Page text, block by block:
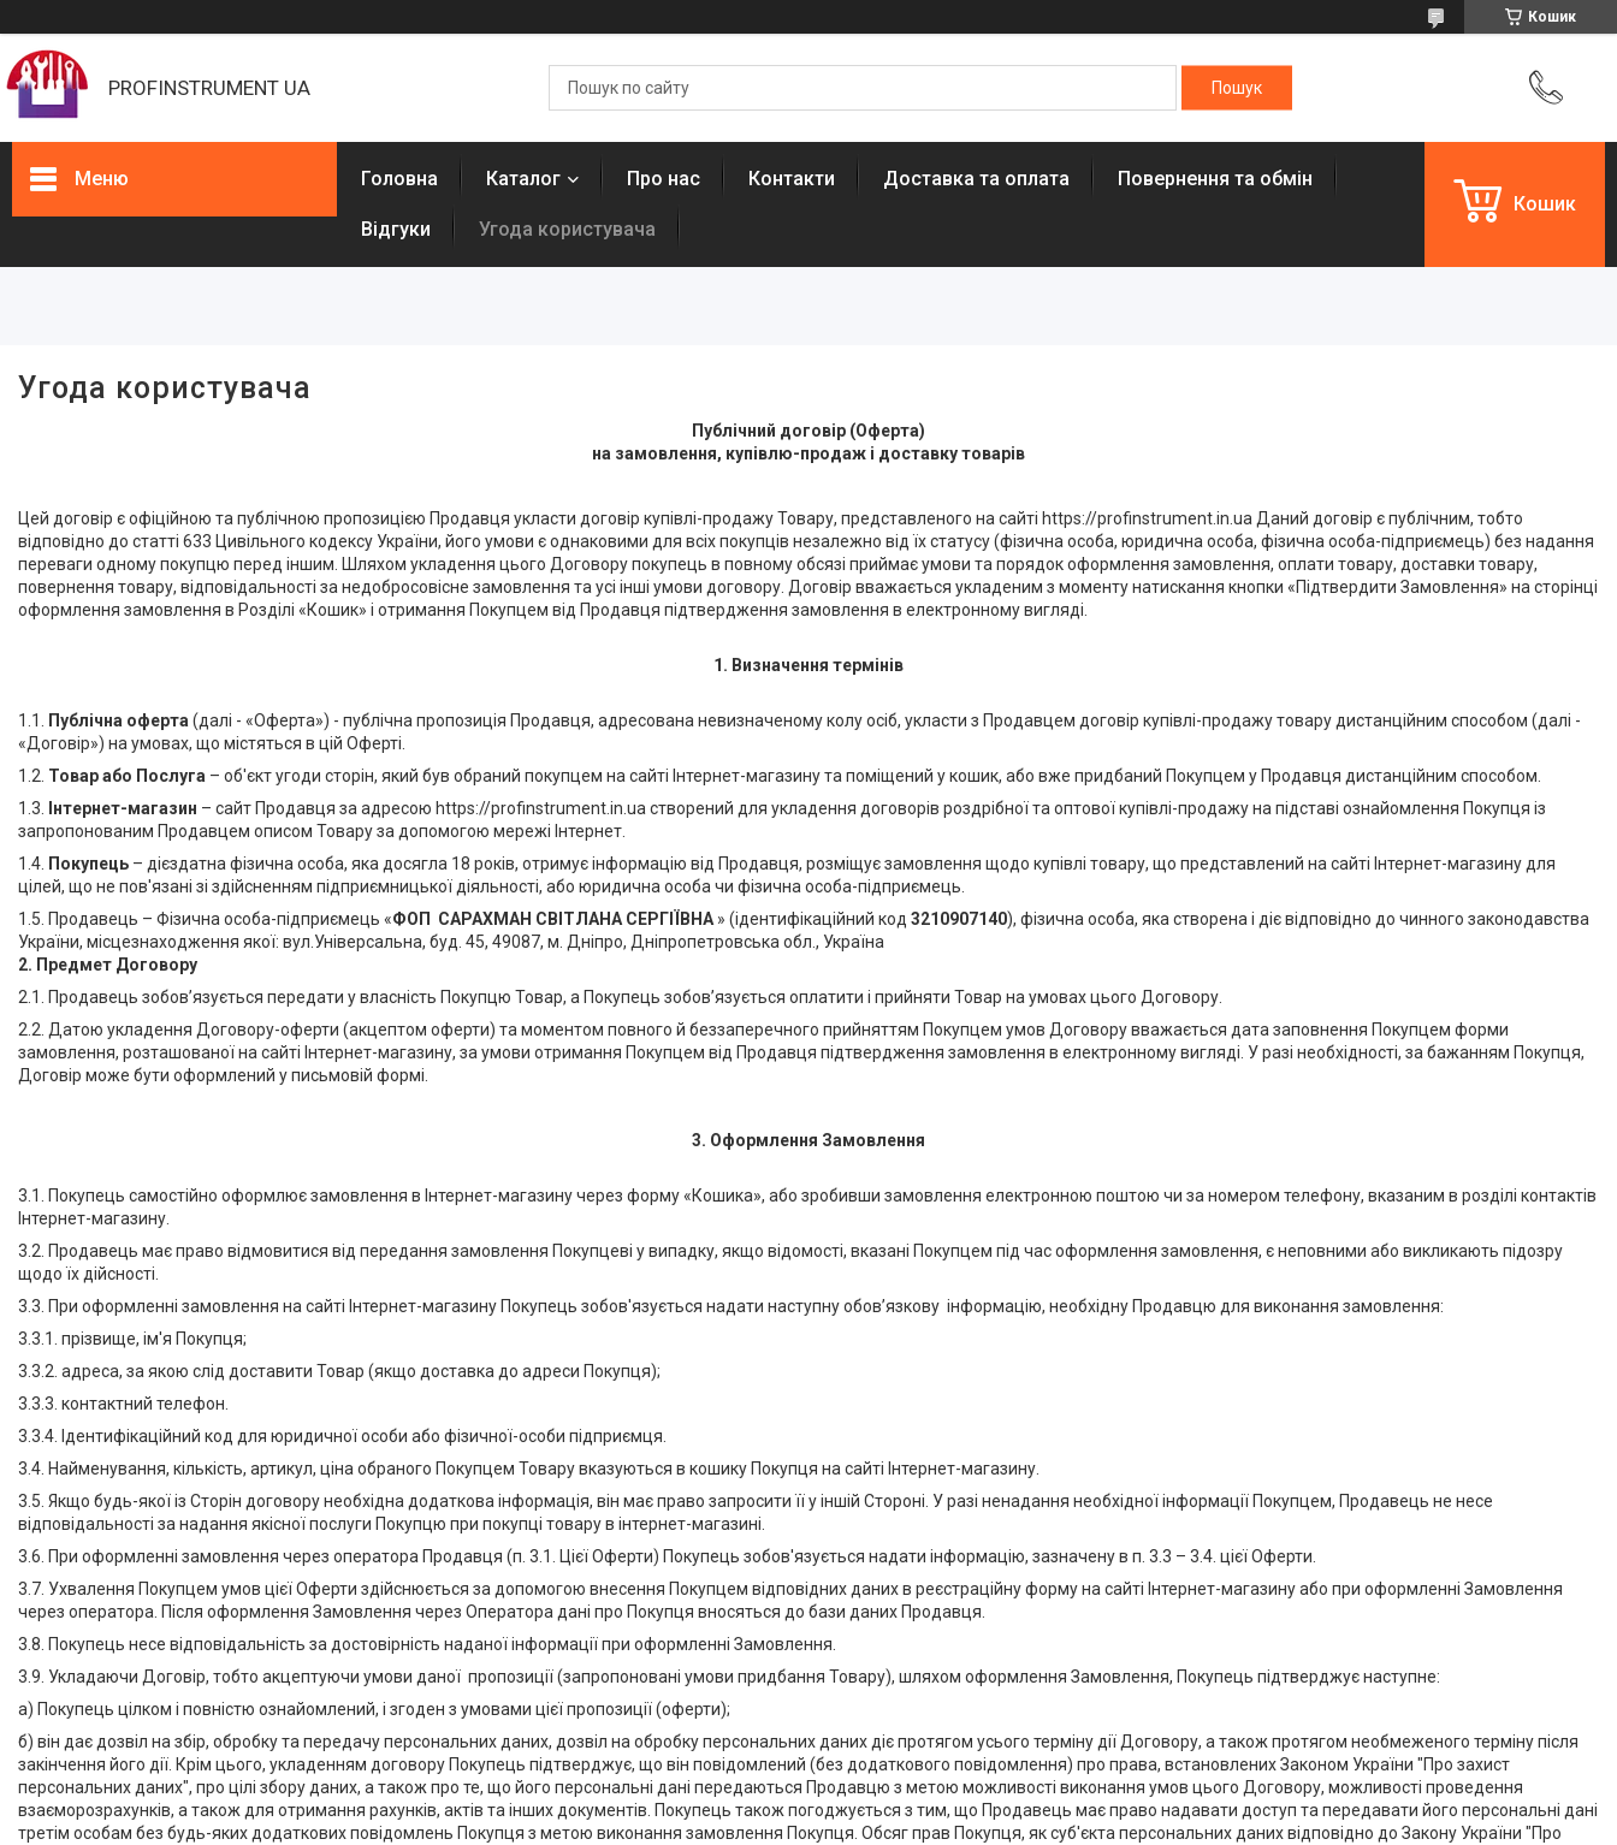
Кошик
PROFINSTRUMENT UA
Меню
Обладнання для виробництва
Обладнання для прочищення
труб
Обладнання для прочистки
вентиляційних систем
Інструменти PDR
Автохімчистка, детейлінг
Компресори та комплектуючі
Фарбування авто
Обладнання для СТО
Фени для зварювання ПВХ
Лебідки та комплектуючі OFF-
ROAD
Лазерна зварка та очистка
Плиткорізи та комплектуючі
Інструмент для шліфування та
оздоблення стін
Автономні повітряні опалювачі
Швидкомонтажні пістолети
Обладнання для ремонту
спецтехніки
Бурові установки
Обладнання для чистки
сонячних панелей
Тельфери та каретки
Плазморізи і Зварювальне
обладнання
Акумуляторний інструмент
Машини для миття підлоги
Іонізатори води
Головна Каталог Про нас Контакти Доставка та оплата Повернення та обмін
Відгуки Угода користувача
Кошик
Угода користувача
Публічний договір (Оферта)
на замовлення, купівлю-продаж і доставку товарів
Цей договір є офіційною та публічною пропозицією Продавця укласти договір купівлі-продажу Товару, представленого на сайті https://profinstrument.in.ua Даний договір є публічним, тобто
відповідно до статті 633 Цивільного кодексу України, його умови є однаковими для всіх покупців незалежно від їх статусу (фізична особа, юридична особа, фізична особа-підприємець) без надання
переваги одному покупцю перед іншим. Шляхом укладення цього Договору покупець в повному обсязі приймає умови та порядок оформлення замовлення, оплати товару, доставки товару,
повернення товару, відповідальності за недобросовісне замовлення та усі інші умови договору. Договір вважається укладеним з моменту натискання кнопки «Підтвердити Замовлення» на сторінці
оформлення замовлення в Розділі «Кошик» і отримання Покупцем від Продавця підтвердження замовлення в електронному вигляді.
1. Визначення термінів
1.1. Публічна оферта (далі - «Оферта») - публічна пропозиція Продавця, адресована невизначеному колу осіб, укласти з Продавцем договір купівлі-продажу товару дистанційним способом (далі -
«Договір») на умовах, що містяться в цій Оферті.
1.2. Товар або Послуга – об'єкт угоди сторін, який був обраний покупцем на сайті Інтернет-магазину та поміщений у кошик, або вже придбаний Покупцем у Продавця дистанційним способом.
1.3.
Інтернет-магазин – сайт Продавця за адресою https://profinstrument.in.ua створений для укладення договорів роздрібної та оптової купівлі-продажу на підставі ознайомлення Покупця із
запропонованим Продавцем описом Товару за допомогою мережі Інтернет.
1.4. Покупець – дієздатна фізична особа, яка досягла 18 років, отримує інформацію від Продавця, розміщує замовлення щодо купівлі товару, що представлений на сайті Інтернет-магазину для
цілей, що не пов'язані зі здійсненням підприємницької діяльності, або юридична особа чи фізична особа-підприємець.
1.5. Продавець – Фізична особа-підприємець «ФОП САРАХМАН СВІТЛАНА СЕРГІЇВНА » (ідентифікаційний код 3210907140), фізична особа, яка створена і діє відповідно до чинного законодавства
України, місцезнаходження якої: вул.Універсальна, буд. 45, 49087, м. Дніпро, Дніпропетровська обл., Україна
2. Предмет Договору
2.1. Продавець зобов’язується передати у власність Покупцю Товар, а Покупець зобов’язується оплатити і прийняти Товар на умовах цього Договору.
2.2. Датою укладення Договору-оферти (акцептом оферти) та моментом повного й беззаперечного прийняттям Покупцем умов Договору вважається дата заповнення Покупцем форми
замовлення, розташованої на сайті Інтернет-магазину, за умови отримання Покупцем від Продавця підтвердження замовлення в електронному вигляді. У разі необхідності, за бажанням Покупця,
Договір може бути оформлений у письмовій формі.
3. Оформлення Замовлення
3.1. Покупець самостійно оформлює замовлення в Інтернет-магазину через форму «Кошика», або зробивши замовлення електронною поштою чи за номером телефону, вказаним в розділі контактів
Інтернет-магазину.
3.2. Продавець має право відмовитися від передання замовлення Покупцеві у випадку, якщо відомості, вказані Покупцем під час оформлення замовлення, є неповними або викликають підозру
щодо їх дійсності.
3.3. При оформленні замовлення на сайті Інтернет-магазину Покупець зобов'язується надати наступну обов’язкову інформацію, необхідну Продавцю для виконання замовлення:
3.3.1. прізвище, ім'я Покупця;
3.3.2. адреса, за якою слід доставити Товар (якщо доставка до адреси Покупця);
3.3.3. контактний телефон.
3.3.4. Ідентифікаційний код для юридичної особи або фізичної-особи підприємця.
3.4. Найменування, кількість, артикул, ціна обраного Покупцем Товару вказуються в кошику Покупця на сайті Інтернет-магазину.
3.5. Якщо будь-якої із Сторін договору необхідна додаткова інформація, він має право запросити її у іншій Стороні. У разі ненадання необхідної інформації Покупцем, Продавець не несе
відповідальності за надання якісної послуги Покупцю при покупці товару в інтернет-магазині.
3.6. При оформленні замовлення через оператора Продавця (п. 3.1. Цієї Оферти) Покупець зобов'язується надати інформацію, зазначену в п. 3.3 – 3.4. цієї Оферти.
3.7. Ухвалення Покупцем умов цієї Оферти здійснюється за допомогою внесення Покупцем відповідних даних в реєстраційну форму на сайті Інтернет-магазину або при оформленні Замовлення
через оператора. Після оформлення Замовлення через Оператора дані про Покупця вносяться до бази даних Продавця.
3.8. Покупець несе відповідальність за достовірність наданої інформації при оформленні Замовлення.
3.9. Укладаючи Договір, тобто акцептуючи умови даної пропозиції (запропоновані умови придбання Товару), шляхом оформлення Замовлення, Покупець підтверджує наступне:
а) Покупець цілком і повністю ознайомлений, і згоден з умовами цієї пропозиції (оферти);
б) він дає дозвіл на збір, обробку та передачу персональних даних, дозвіл на обробку персональних даних діє протягом усього терміну дії Договору, а також протягом необмеженого терміну після
закінчення його дії. Крім цього, укладенням договору Покупець підтверджує, що він повідомлений (без додаткового повідомлення) про права, встановлених Законом України "Про захист
персональних даних", про цілі збору даних, а також про те, що його персональні дані передаються Продавцю з метою можливості виконання умов цього Договору, можливості проведення
взаєморозрахунків, а також для отримання рахунків, актів та інших документів. Покупець також погоджується з тим, що Продавець має право надавати доступ та передавати його персональні дані
третім особам без будь-яких додаткових повідомлень Покупця з метою виконання замовлення Покупця. Обсяг прав Покупця, як суб'єкта персональних даних відповідно до Закону України "Про